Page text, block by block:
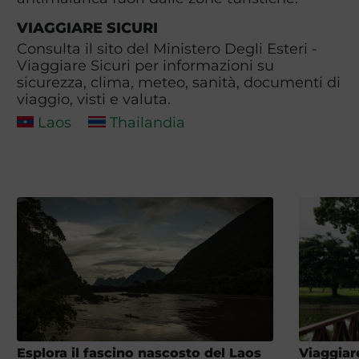
VIAGGIARE SICURI
Consulta il sito del Ministero Degli Esteri -
Viaggiare Sicuri per informazioni su
sicurezza, clima, meteo, sanità, documenti di
viaggio, visti e valuta.
Laos
Thailandia
Esplora il fascino nascosto del Laos